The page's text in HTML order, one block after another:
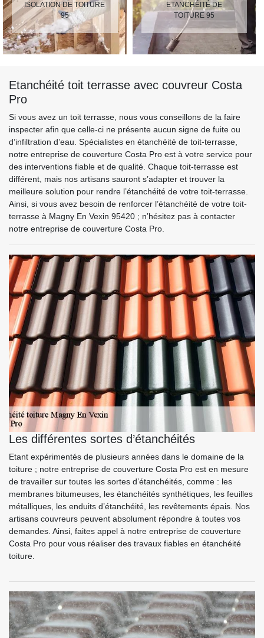
ISOLATION DE TOITURE
95
ETANCHÉITÉ DE
TOITURE 95
Etanchéité toit terrasse avec couvreur Costa
Pro
Si vous avez un toit terrasse, nous vous conseillons de la faire
inspecter afin que celle-ci ne présente aucun signe de fuite ou
d’infiltration d’eau. Spécialistes en étanchéité de toit-terrasse,
notre entreprise de couverture Costa Pro est à votre service pour
des interventions fiable et de qualité. Chaque toit-terrasse est
différent, mais nos artisans sauront s’adapter et trouver la
meilleure solution pour rendre l’étanchéité de votre toit-terrasse.
Ainsi, si vous avez besoin de renforcer l’étanchéité de votre toit-
terrasse à Magny En Vexin 95420 ; n’hésitez pas à contacter
notre entreprise de couverture Costa Pro.
Les différentes sortes d’étanchéités
Etant expérimentés de plusieurs années dans le domaine de la
toiture ; notre entreprise de couverture Costa Pro est en mesure
de travailler sur toutes les sortes d’étanchéités, comme : les
membranes bitumeuses, les étanchéités synthétiques, les feuilles
métalliques, les enduits d’étanchéité, les revêtements épais. Nos
artisans couvreurs peuvent absolument répondre à toutes vos
demandes. Ainsi, faites appel à notre entreprise de couverture
Costa Pro pour vous réaliser des travaux fiables en étanchéité
toiture.